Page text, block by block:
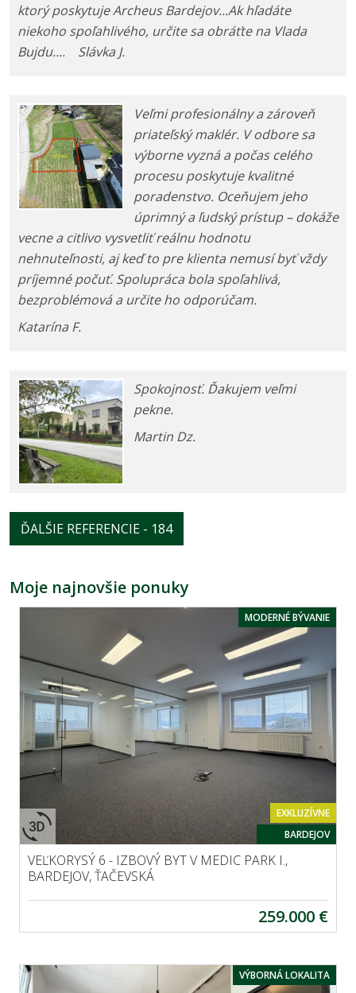
ktorý poskytuje Archeus Bardejov...Ak hľadáte
niekoho spoľahlivého, určite sa obráťte na Vlada
Bujdu.... Slávka J.
Veľmi profesionálny a zároveň
priateľský maklér. V odbore sa
výborne vyzná a počas celého
procesu poskytuje kvalitné
poradenstvo. Oceňujem jeho
úprimný a ľudský prístup – dokáže
vecne a citlivo vysvetliť reálnu hodnotu
nehnuteľnosti, aj keď to pre klienta nemusí byť vždy
príjemné počuť. Spolupráca bola spoľahlivá,
bezproblémová a určite ho odporúčam.
Katarína F.
Spokojnosť. Ďakujem veľmi
pekne.
Martin Dz.
ĎALŠIE REFERENCIE - 184
Moje najnovšie ponuky
MODERNÉ BÝVANIE
EXKLUZÍVNE
BARDEJOV
VEĽKORYSÝ 6 - IZBOVÝ BYT V MEDIC PARK I.,
BARDEJOV, ŤAČEVSKÁ
259.000 €
VÝBORNÁ LOKALITA